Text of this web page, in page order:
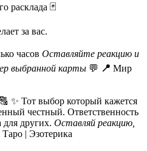
расклада 🃏
за вас.
часов Оставляйте реакцию и
выбранной карты 💬 📍 Мир
✨ Тот выбор который кажется
честный. Ответственность
для других. Оставляй реакцию,
| Эзотерика